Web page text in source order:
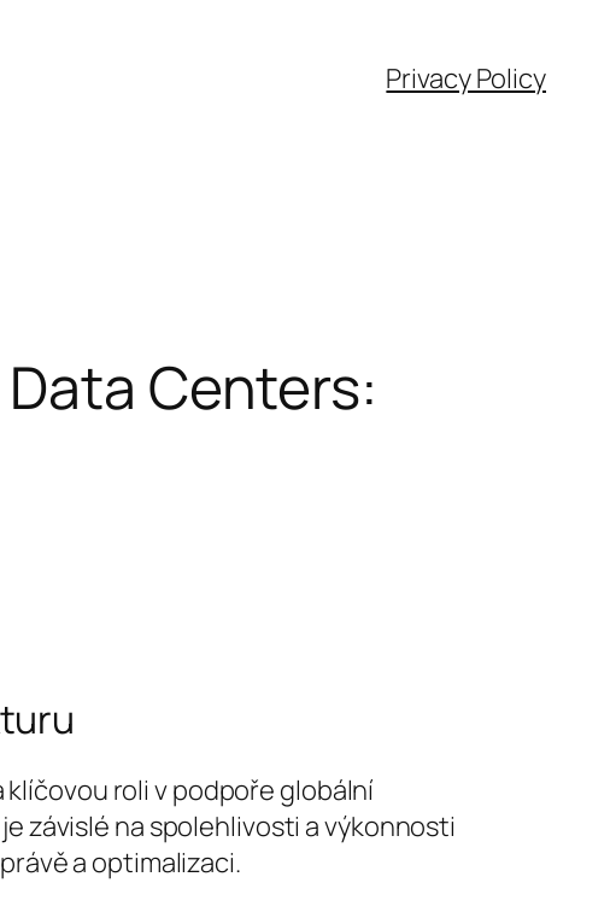
Privacy Policy
Centers:
roli v podpoře globální
závislé na spolehlivosti a výkonnosti
a optimalizaci.